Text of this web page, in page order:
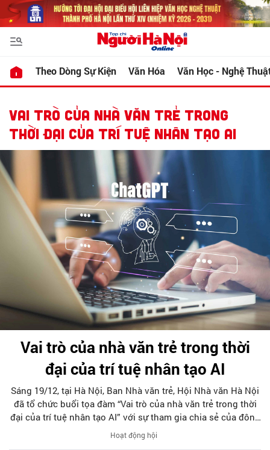
Theo Dòng Sự Kiện Văn Hóa Văn Học - Nghệ
VAI TRÒ CỦA NHÀ VĂN TRẺ TRONG
THỜI ĐẠI CỦA TRÍ TUỆ NHÂN TẠO AI
Vai trò của nhà văn trẻ trong thời
đại của trí tuệ nhân tạo AI
Sáng 19/12, tại Hà Nội, Ban Nhà văn trẻ, Hội Nhà văn Hà Nội
đã tổ chức buổi tọa đàm “Vai trò của nhà văn trẻ trong thời
đại của trí tuệ nhân tạo AI” với sự tham gia chia sẻ của đông
đảo các cây viết trẻ thuộc thế hệ Gen Z. Tới dự có đại diện
Ban Chấp hành Hội cùng đông đảo các hội viên, cây viết trẻ.
Hoạt động hội